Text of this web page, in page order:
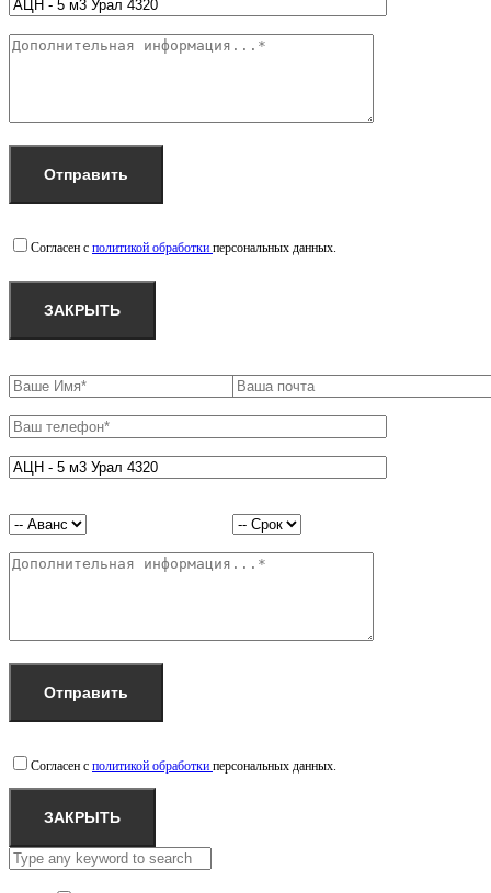
Согласен с политикой обработки персональных данных.
ЗАКРЫТЬ
Согласен с политикой обработки персональных данных.
ЗАКРЫТЬ